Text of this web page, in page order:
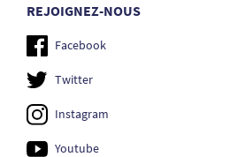
REJOIGNEZ-NOUS
Facebook
Twitter
Instagram
Youtube